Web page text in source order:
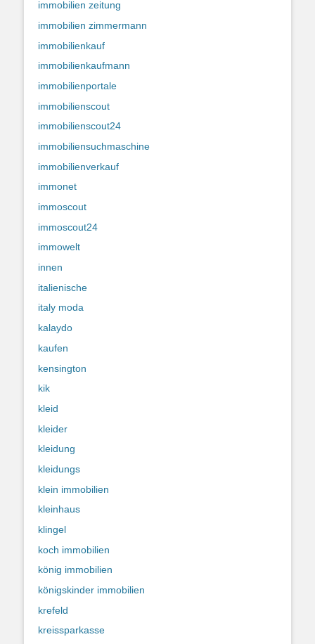
immobilien zeitung
immobilien zimmermann
immobilienkauf
immobilienkaufmann
immobilienportale
immobilienscout
immobilienscout24
immobiliensuchmaschine
immobilienverkauf
immonet
immoscout
immoscout24
immowelt
innen
italienische
italy moda
kalaydo
kaufen
kensington
kik
kleid
kleider
kleidung
kleidungs
klein immobilien
kleinhaus
klingel
koch immobilien
könig immobilien
königskinder immobilien
krefeld
kreissparkasse